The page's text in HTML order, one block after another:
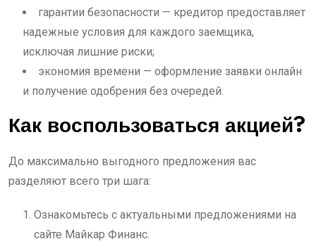
гарантии безопасности — кредитор предоставляет
надежные условия для каждого заемщика,
исключая лишние риски;
экономия времени — оформление заявки онлайн
и получение одобрения без очередей.
Как воспользоваться акцией?
До максимально выгодного предложения вас
разделяют всего три шага:
Ознакомьтесь с актуальными предложениями на
сайте Майкар Финанс.